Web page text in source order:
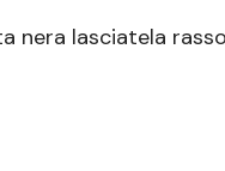
nera lasciatela